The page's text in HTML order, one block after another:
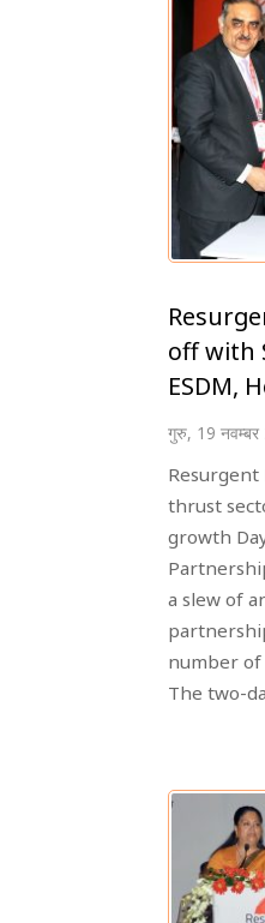
off with
ESDM,
गुरु, 19
Resurgent
thrust
growth
a slew of
number of
The two-